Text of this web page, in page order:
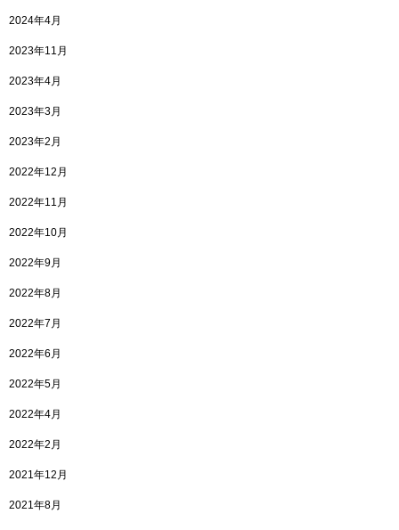
2024年4月
2023年11月
2023年4月
2023年3月
2023年2月
2022年12月
2022年11月
2022年10月
2022年9月
2022年8月
2022年7月
2022年6月
2022年5月
2022年4月
2022年2月
2021年12月
2021年8月